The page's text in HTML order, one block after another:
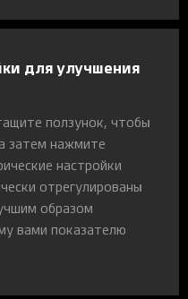
для улучшения
ползунок, чтобы
затем нажмите
настройки
отрегулированы
образом
вами показателю